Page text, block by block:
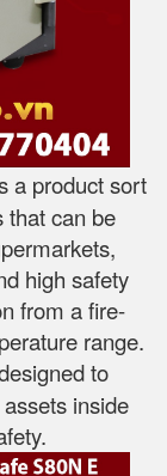
a product sort
that can be
high safety
from a fire-
range.
to
inside